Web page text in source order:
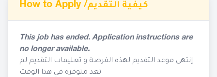
How to Apply /كيفية التقديم
This job has ended. Application instructions are
no longer available.
إنتهى موعد التقديم لهذه الفرصة و تعليمات التقديم لم
تعد متوفرة في هذا الوقت